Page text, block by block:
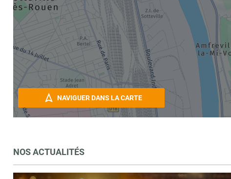
NAVIGUER DANS LA CARTE
NOS ACTUALITÉS